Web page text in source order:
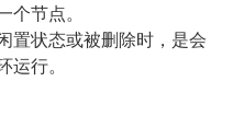
个节点。
置状态或被删除时，是会
运行。